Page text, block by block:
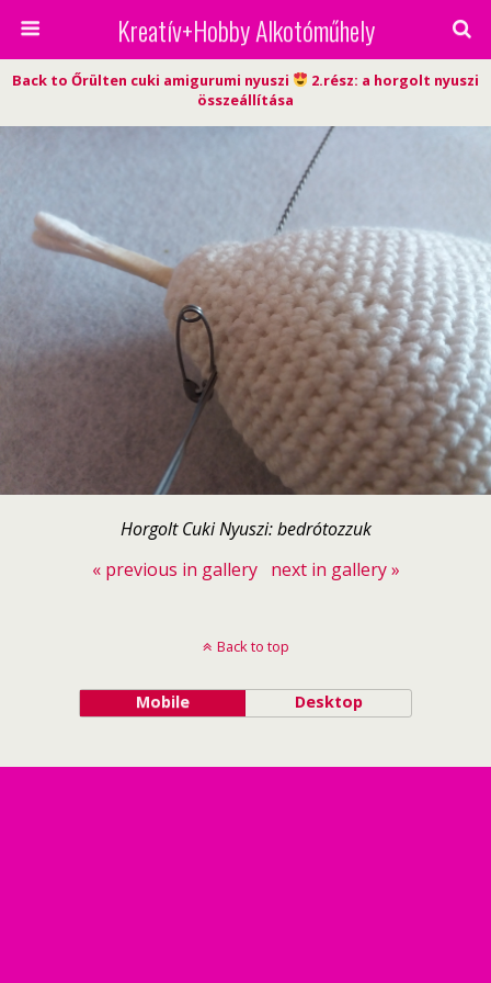
Kreatív+Hobby Alkotóműhely
Back to Őrülten cuki amigurumi nyuszi
2.rész: a horgolt nyuszi
összeállítása
Horgolt Cuki Nyuszi: bedrótozzuk
« previous in gallery
next in gallery »
Back to top
Mobile Desktop